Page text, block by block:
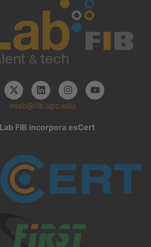
inlab@fib.upc.edu
FIB incorpora esCert